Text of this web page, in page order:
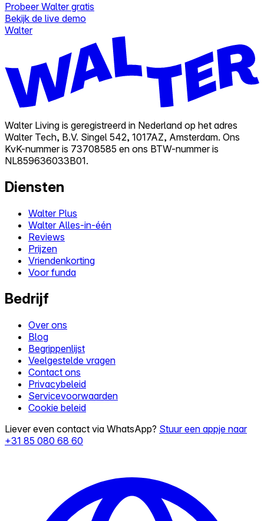
Probeer Walter gratis
Bekijk de live demo
Walter
Walter Living is geregistreerd in Nederland op het adres
Walter Tech, B.V. Singel 542, 1017AZ, Amsterdam. Ons
KvK-nummer is 73708585 en ons BTW-nummer is
NL859636033B01.
Diensten
Walter Plus
Walter Alles-in-één
Reviews
Prijzen
Vriendenkorting
Voor funda
Bedrijf
Over ons
Blog
Begrippenlijst
Veelgestelde vragen
Contact ons
Privacybeleid
Servicevoorwaarden
Cookie beleid
Liever even contact via WhatsApp? Stuur een appje naar
+31 85 080 68 60